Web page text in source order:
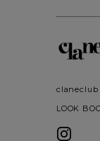
claneclub
LOOK